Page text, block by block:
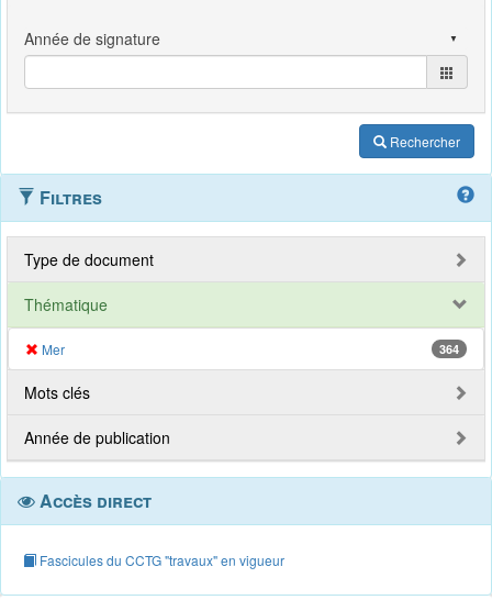
Rechercher
Filtres
Type de document
Thématique
Mer 364
Mots clés
Année de publication
Accès direct
Fascicules du CCTG "travaux" en vigueur